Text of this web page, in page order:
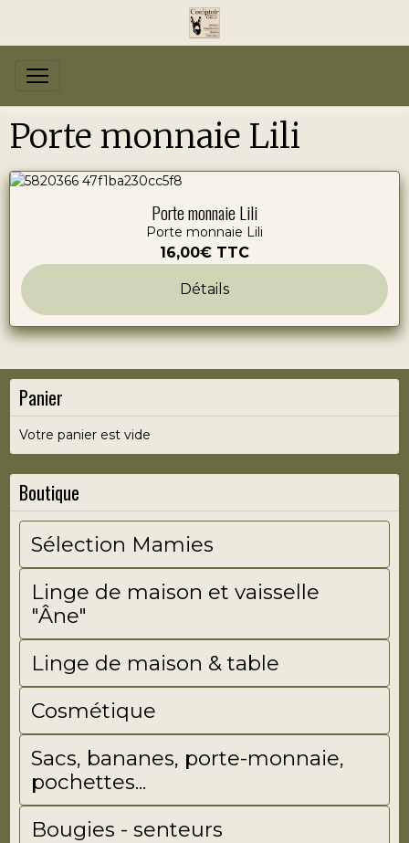
Porte monnaie Lili
Porte monnaie Lili
Porte monnaie Lili
16,00€ TTC
Détails
Panier
Votre panier est vide
Boutique
Sélection Mamies
Linge de maison et vaisselle
"Âne"
Linge de maison & table
Cosmétique
Sacs, bananes, porte-monnaie,
pochettes...
Bougies - senteurs